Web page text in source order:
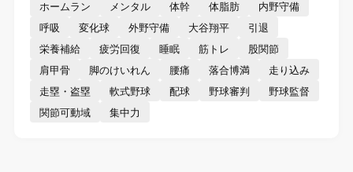
ホームラン
メンタル 体幹 体脂肪
内野守備
呼吸
変化球 外野守備 大谷翔平
引退
栄養補給
疲労回復 睡眠 筋トレ
股関節
肩甲骨
脚のけいれん 腰痛 落合博満
走り込み
走塁・盗塁
軟式野球 配球 野球審判
野球監督
関節可動域
集中力